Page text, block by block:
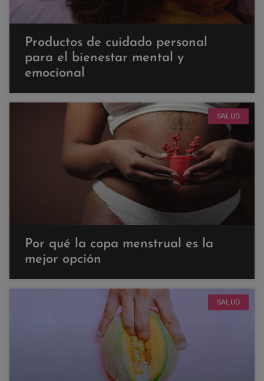
Productos de cuidado personal
para el bienestar mental y
emocional
SALUD
Por qué la copa menstrual es la
mejor opción
SALUD